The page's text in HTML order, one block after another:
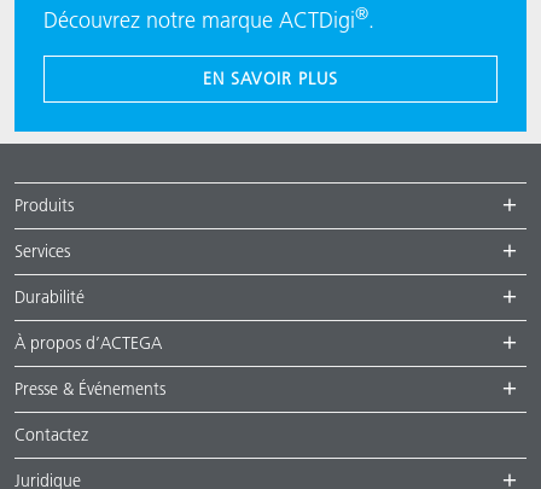
Découvrez notre marque ACTDigi®.
EN SAVOIR PLUS
Produits
Services
Durabilité
À propos d’ACTEGA
Presse & Événements
Contactez
Juridique